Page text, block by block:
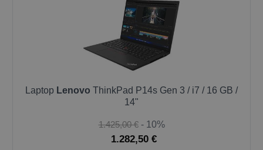
Laptop Lenovo ThinkPad P14s Gen 3 / i7 / 16 GB /
14"
1.425,00 € - 10%
1.282,50 €